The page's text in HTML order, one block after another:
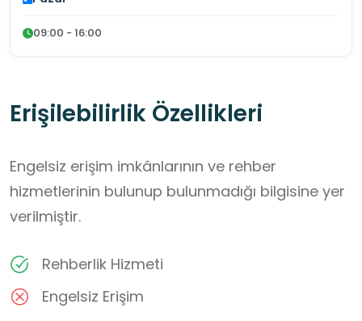
09:00 - 16:00
Erişilebilirlik Özellikleri
Engelsiz erişim imkânlarının ve rehber
hizmetlerinin bulunup bulunmadığı bilgisine yer
verilmiştir.
Rehberlik Hizmeti
Engelsiz Erişim